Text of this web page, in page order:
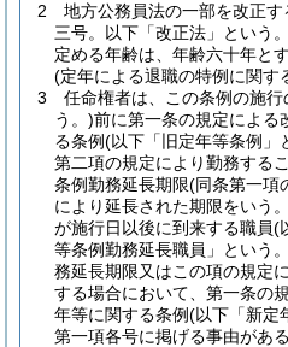
2
地方公務員法の一部を改正す
三号。以下「改正法」という
定める年齢は、年齢六十年とす
(定年による退職の特例に関す
3
任命権者は、この条例の施行
う。)前に第一条の規定による
る条例(以下「旧定年等条例」
第二項の規定により勤務する
条例勤務延長期限(同条第一項
により延長された期限をいう
が施行日以後に到来する職員(
等条例勤務延長職員」という
務延長期限又はこの項の規定
する場合において、第一条の
年等に関する条例(以下「新定
第一項各号に掲げる事由があ